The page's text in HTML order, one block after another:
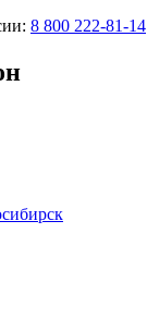
8 800 222-81-14